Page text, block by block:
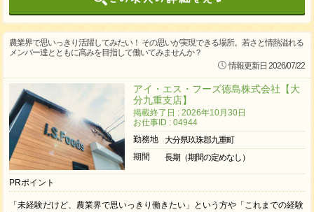
農業界で思いっきり活躍してみたい！ その思いが実現できる場所。若さと情熱溢れる
メンバー達とともに高みを目指して働いてみませんか？
情報更新日 2026/07/22
アイ・エス・フーズ徳島株式会社【大
分九重支店】
掲載終了日 : 2026年10月30日
お仕事ID : 04944
勤務地
大分県玖珠郡九重町
期間
長期（期間の定めなし）
PRポイント
「未経験だけど、農業界で思いっきり働きたい」という方や「これまでの経験